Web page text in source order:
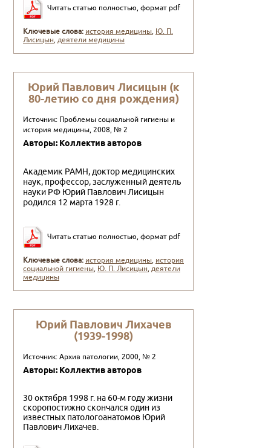
Читать статью полностью, формат pdf
Ключевые слова: история медицины, Ю. П.
Лисицын,деятели медицины
Юрий Павлович Лисицын (к
80-летию со дня рождения)
Источник: Проблемы социальной гигиены и
история медицины, 2008, № 2
Авторы: Коллектив авторов
Академик РАМН, доктор медицинских
наук, профес­сор, заслуженный деятель
науки РФ Юрий Павлович Ли­сицын
родился 12 марта 1928 г.
Читать статью полностью, формат pdf
Ключевые слова: история медицины, история
социальной гигиены, Ю. П. Лисицын,деятели
медицины
Юрий Павлович Лихачев
(1939-1998)
Источник: Архив патологии, 2000, № 2
Авторы: Коллектив авторов
30 октября 1998 г. на 60-м году жизни
скоропостижно скончался один из
известных патологоанатомов Юрий
Павлович Лихачев.